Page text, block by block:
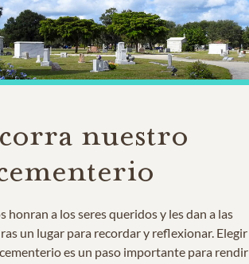
nuestro
honran a los seres queridos y les dan a las
un lugar para recordar y reflexionar. Elegir
es un paso importante para rendir